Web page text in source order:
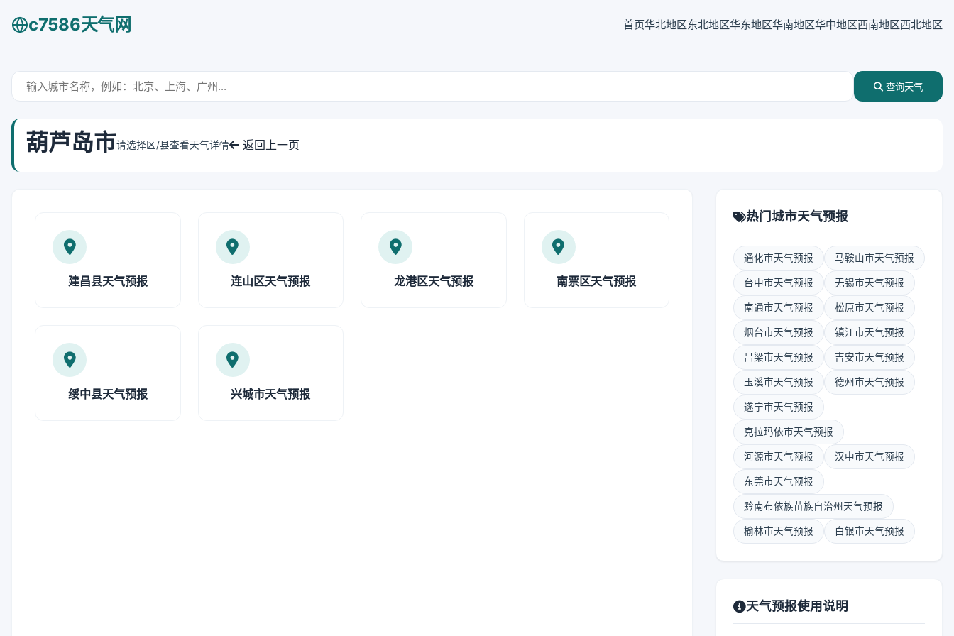
c7586天气网 首页华北地区东北地区华东地区华南地区华中地区西南地区西北地区
查询天气
葫芦岛市请选择区/县查看天气详情 返回上一页
建昌县天气预报 连山区天气预报 龙港区天气预报 南票区天气预报
绥中县天气预报 兴城市天气预报
热门城市天气预报
通化市天气预报 马鞍山市天气预报
台中市天气预报 无锡市天气预报
南通市天气预报 松原市天气预报
烟台市天气预报 镇江市天气预报
吕梁市天气预报 吉安市天气预报
玉溪市天气预报 德州市天气预报
遂宁市天气预报
克拉玛依市天气预报
河源市天气预报 汉中市天气预报
东莞市天气预报
黔南布依族苗族自治州天气预报
榆林市天气预报 白银市天气预报
天气预报使用说明